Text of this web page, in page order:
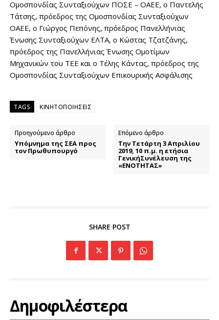
Ομοσπονδίας Συνταξιούχων ΠΟΣΕ – ΟΑΕΕ, ο Παντελής
Τάτσης, πρόεδρος της Ομοσπονδίας Συνταξιούχων
ΟΑΕΕ, ο Γιώργος Πεπόνης, πρόεδρος Πανελλήνιας
Ένωσης Συνταξιούχων ΕΛΤΑ, ο Κώστας Τζατζάνης,
πρόεδρος της Πανελλήνιας Ένωσης Ομοτίμων
Μηχανικών του ΤΕΕ και ο Τέλης Κάντας, πρόεδρος της
Ομοσπονδίας Συνταξιούχων Επικουρικής Ασφάλισης
TAGS ΚΙΝΗΤΟΠΟΙΗΣΕΙΣ
Προηγούμενο άρθρο
Υπόμνημα της ΣΕΑ προς
τον Πρωθυπουργό
Επόμενο άρθρο
Την Τετάρτη 3 Απριλίου
2019, 10 π.μ. η ετήσια
ΓενικήΣυνέλευση της
«ΕΝΟΤΗΤΑΣ»
SHARE POST
Δημοφιλέστερα